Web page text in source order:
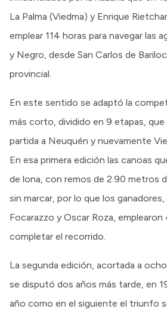
La Palma (Viedma) y Enrique
emplear 114 horas para navegar las
y Negro, desde San Carlos de
provincial.
En este sentido se adaptó la
más corto, dividido en 9 etapas,
partida a Neuquén y nuevamente
En esa primera edición las canoas
de lona, con remos de 2.90 metros
sin marcar, por lo que los
Focarazzo y Oscar Roza, emplearon
completar el recorrido.
La segunda edición, acortada a
se disputó dos años más tarde, en
año como en el siguiente el triunfo